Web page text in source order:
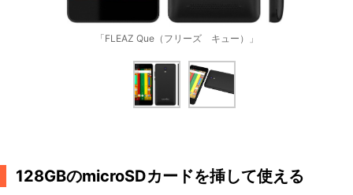
「FLEAZ Que（フリーズ キュー）」
128GBのmicroSDカードを挿して使える